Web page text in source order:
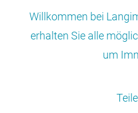
Willkommen bei
erhalten Sie alle
um